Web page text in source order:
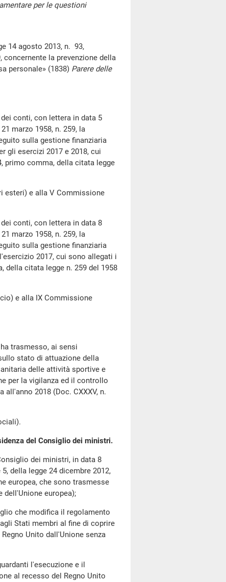
per le questioni
14 agosto 2013, n. 93,
la prevenzione della
personale» (1838) Parere delle
conti, con lettera in data 5
marzo 1958, n. 259, la
sulla gestione finanziaria
gli esercizi 2017 e 2018, cui
primo comma, della citata legge
e alla V Commissione
conti, con lettera in data 8
marzo 1958, n. 259, la
sulla gestione finanziaria
2017, cui sono allegati i
citata legge n. 259 del 1958
e alla IX Commissione
trasmesso, ai sensi
stato di attuazione della
delle attività sportive e
per la vigilanza ed il controllo
2018 (Doc. CXXXV, n.
del Consiglio dei ministri.
dei ministri, in data 8
della legge 24 dicembre 2012,
europea, che sono trasmesse
europea);
che modifica il regolamento
Stati membri al fine di coprire
Unito dall'Unione senza
l'esecuzione e il
al recesso del Regno Unito